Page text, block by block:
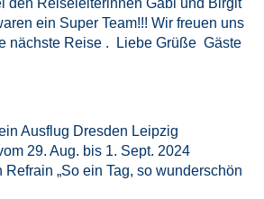
den Reiseleiterinnen Gabi und Birgit
ein Super Team!!! Wir freuen uns
nächste Reise . Liebe Grüße Gäste
Ausflug Dresden Leipzig
29. Aug. bis 1. Sept. 2024
Refrain „So ein Tag, so wunderschön